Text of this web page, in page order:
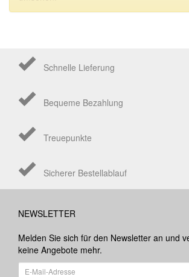
Schnelle Lieferung
Bequeme Bezahlung
Treuepunkte
Sicherer Bestellablauf
NEWSLETTER
Melden Sie sich für den Newsletter an und
keine Angebote mehr.